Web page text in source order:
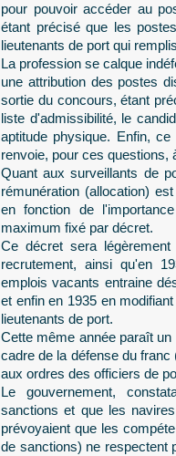
pour pouvoir accéder au
étant précisé que les
lieutenants de port qui
La profession se calque
une attribution des postes
sortie du concours, étant
liste d'admissibilité, le
aptitude physique. Enfin,
renvoie, pour ces questions,
Quant aux surveillants de
rémunération (allocation)
en fonction de
maximum fixé par décret.
Ce décret sera
recrutement, ainsi qu'en
emplois vacants entraine
et enfin en 1935 en
lieutenants de port.
Cette même année paraît
cadre de la défense du
aux ordres des officiers de
Le gouvernement,
sanctions et que les
prévoyaient que les
de sanctions) ne respectent